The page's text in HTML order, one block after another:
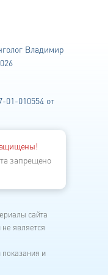
Владимир
010554 от
запрещено
сайта
является
и